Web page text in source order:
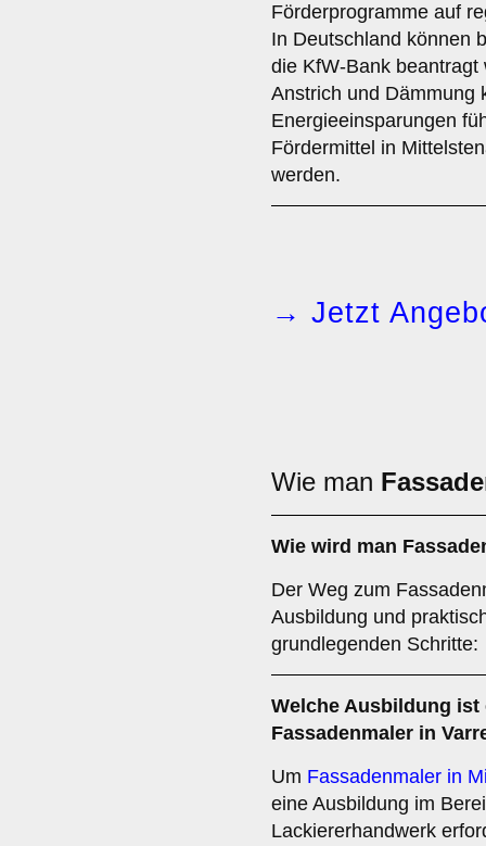
Förderprogramme auf
In Deutschland können
die KfW-Bank
Anstrich und Dämmung
Energieeinsparungen
Fördermittel in
werden.
→ Jetzt
Wie man
Wie wird man
Der Weg zum
Ausbildung und
grundlegenden Schritte:
Welche Ausbildung ist
Fassadenmaler in
Um Fassadenmaler in
eine Ausbildung im
Lackiererhandwerk